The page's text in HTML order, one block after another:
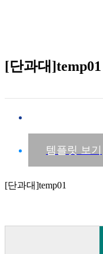
[단과대]temp01
[단과대]temp01